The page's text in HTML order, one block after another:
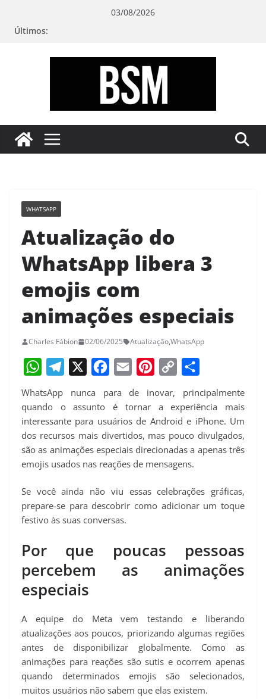
03/08/2026
Últimos:
sua
Mente
WHATSAPP
Atualização do
WhatsApp libera 3
emojis com
animações especiais
Charles Fábion 02/06/2025 Atualização,WhatsApp
h
a
t
s
p
p
e
l
e
g
a
m
a
c
e
b
o
k
m
a
i
l
i
n
t
e
e
s
o
p
y
L
n
k
h
a
r
e
WhatsApp nunca para de inovar, principalmente
quando o assunto é tornar a experiência mais
interessante para usuários de Android e iPhone. Um
dos recursos mais divertidos, mas pouco divulgados,
são as animações especiais direcionadas a apenas três
emojis usados nas reações de mensagens.
Se você ainda não viu essas celebrações gráficas,
prepare-se para descobrir como adicionar um toque
festivo às suas conversas.
Por que poucas pessoas
percebem as animações
especiais
A equipe do Meta vem testando e liberando
atualizações aos poucos, priorizando algumas regiões
antes de disponibilizar globalmente. Como as
animações para reações são sutis e ocorrem apenas
quando determinados emojis são selecionados,
muitos usuários não sabem que elas existem.